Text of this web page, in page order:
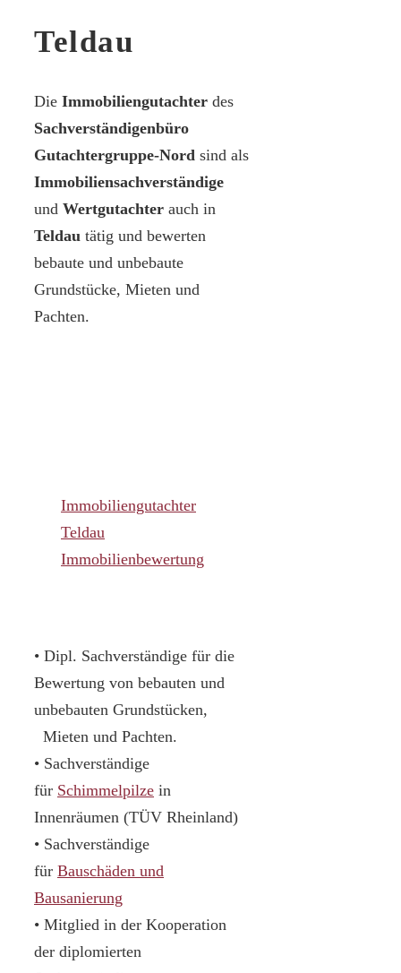
Teldau
Die Immobiliengutachter des
Sachverständigenbüro
Gutachtergruppe-Nord sind als
Immobiliensachverständige
und Wertgutachter auch in
Teldau tätig und bewerten
bebaute und unbebaute
Grundstücke, Mieten und
Pachten.
Immobiliengutachter
Teldau
Immobilienbewertung
• Dipl. Sachverständige für die
Bewertung von bebauten und
unbebauten Grundstücken,
Mieten und Pachten.
• Sachverständige
für Schimmelpilze in
Innenräumen (TÜV Rheinland)
• Sachverständige
für Bauschäden und
Bausanierung
• Mitglied in der Kooperation
der diplomierten